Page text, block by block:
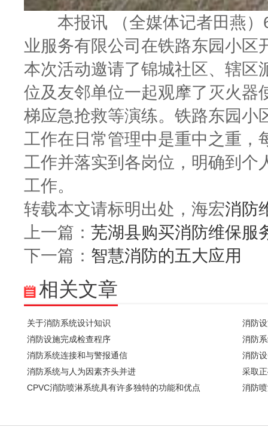
本报讯 （全媒体记者田燕）
业服务有限公司在铁路东园小区
本次活动邀请了锦城社区、辖区
位及友邻单位一起观摩了灭火器
梯应急抢救等演练。铁路东园小
工作在日常管理中是重中之重，
工作并落实到各岗位，明确到个
工作。
转载本文请标明出处，海宏消防
上一篇： 芜湖县购买消防维保服
下一篇： 智慧消防的五大应用
相关文章
关于消防系统设计知识
消防
消防设施完成检查程序
消防
消防系统连接和与警报通信
消防
消防系统与人为因素齐头并进
采取
CPVC消防喷淋系统具有许多独特的功能和优点
消防